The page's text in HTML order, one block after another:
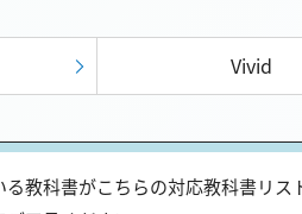
Vivid
教科書がこちらの対応教科書リ